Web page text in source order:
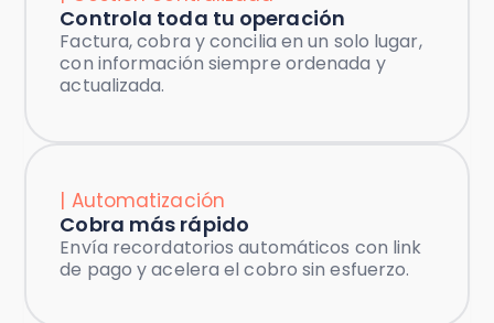
Controla toda tu operación
Factura, cobra y concilia en un solo lugar,
con información siempre ordenada y
actualizada.
| Automatización
Cobra más rápido
Envía recordatorios automáticos con link
de pago y acelera el cobro sin esfuerzo.